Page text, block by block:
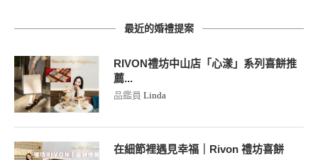
最近的婚禮提案
RIVON禮坊中山店「心漾」系列喜餅推
薦...
品鑑員 Linda
在細節裡遇見幸福｜Rivon 禮坊喜餅